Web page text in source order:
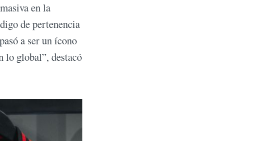
en la
de pertenencia
a ser un ícono
lo global”, destacó